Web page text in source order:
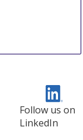
Follow us on
LinkedIn